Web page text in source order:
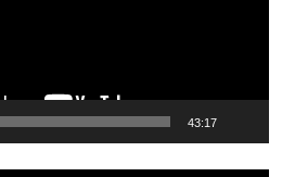
43:17